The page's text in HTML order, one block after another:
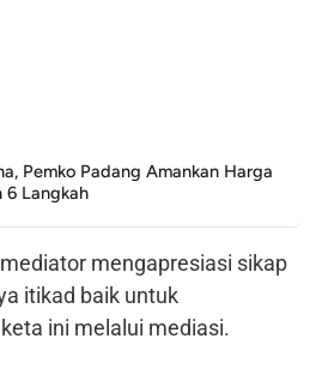
Pemko Padang Amankan Harga
6 Langkah
mengapresiasi sikap
itikad baik untuk
ini melalui mediasi.